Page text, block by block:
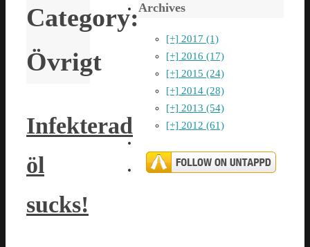
Category:
Övrigt
Infekterad
öl
sucks!
Archives
[+] 2017 (1)
[+] 2016 (17)
[+] 2015 (24)
[+] 2014 (28)
[+] 2013 (54)
[+] 2012 (61)